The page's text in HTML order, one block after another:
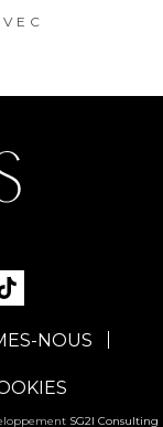
NOUS
SG2I Consulting